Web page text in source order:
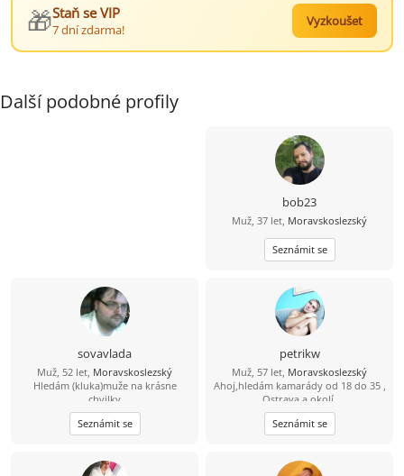
🎁Staň se VIP
7 dní zdarma!
Vyzkoušet
Další podobné profily
bob23
Muž, 37 let, Moravskoslezský
Seznámit se
sovavlada
Muž, 52 let, Moravskoslezský
Hledám (kluka)muže na krásne
chvilky
Seznámit se
petrikw
Muž, 57 let, Moravskoslezský
Ahoj,hledám kamarády od 18 do 35 ,
Ostrava a okolí.
Seznámit se